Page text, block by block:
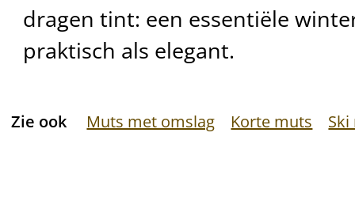
dragen tint: een essentiële
praktisch als elegant.
Zie ook Muts met omslag Korte muts